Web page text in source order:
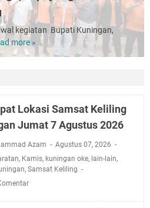
Wilayah Kuningan Jumat 7 Agustus 2026
Piala Presiden 2026 Bersama Kebo Bule
Kesulitan Air Bersih Akibat Kekeringan,
dan PAM Tirta Kamuning Salurakan
SPMI
Kita Merdeka Dari Hawa Nafsu?
di Pasar Kepuh Kuningan Kamis 6
Daging Naik, Telur Turun
Bupati Kuningan Jumat 7 Agustus
Tiga, Tapi yang Bakal Dihadiri Hanya Satu
kegiatan Bupati Kuningan,
more » Agenda
Kegiatan
7
2026
Ada
Tiga,
Tapi
Lokasi Samsat Keliling
Jumat 7 Agustus 2026
Azam
Agustus 07, 2026
, Kamis, kuningan oke, lain-lain,
, Samsat Keliling